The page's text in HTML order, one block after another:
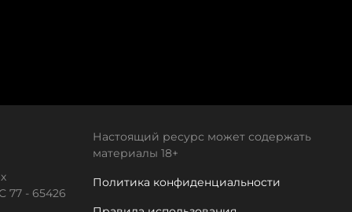
77 - 65426
Настоящий ресурс может содержать
материалы 18+
Политика конфиденциальности